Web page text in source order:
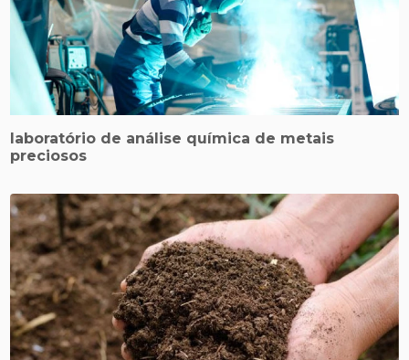
laboratório de análise química de metais
preciosos